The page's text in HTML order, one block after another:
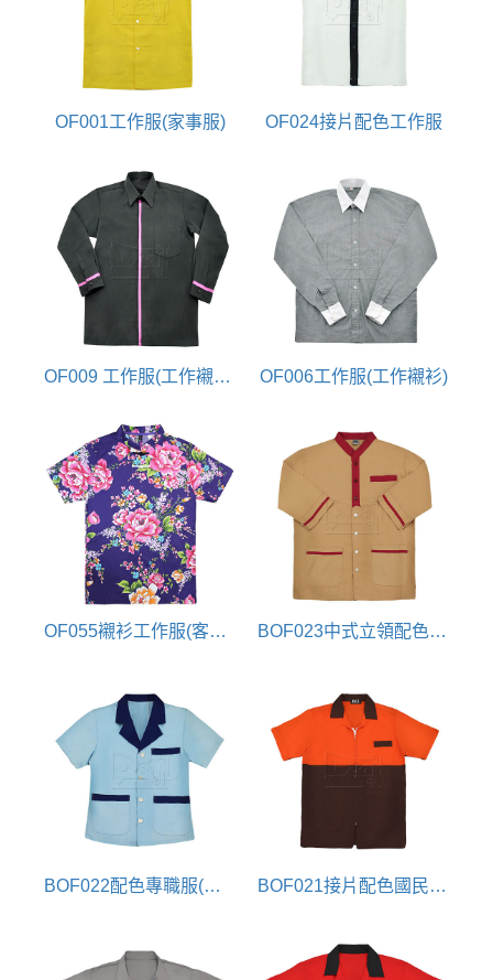
OF001工作服(家事服) OF024接片配色工作服
OF009 工作服(工作襯衫) OF006工作服(工作襯衫)
OF055襯衫工作服(客家花布) BOF023中式立領配色工作服
BOF022配色專職服(工作服) BOF021接片配色國民領拉鍊工作服(工作襯衫)